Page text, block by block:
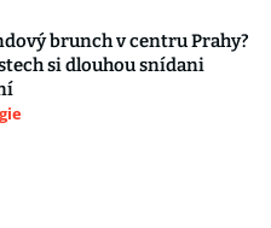
brunch v centru Prahy?
si dlouhou snídani